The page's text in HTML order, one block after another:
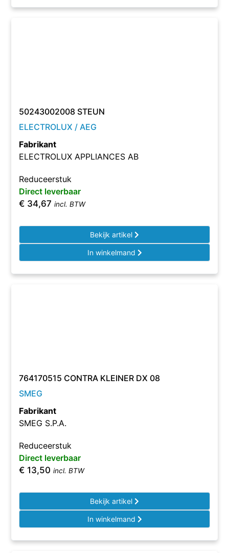
50243002008 STEUN
ELECTROLUX / AEG
Fabrikant
ELECTROLUX APPLIANCES AB
Reduceerstuk
Direct leverbaar
€ 34,67 incl. BTW
Bekijk artikel
In winkelmand
764170515 CONTRA KLEINER DX 08
SMEG
Fabrikant
SMEG S.P.A.
Reduceerstuk
Direct leverbaar
€ 13,50 incl. BTW
Bekijk artikel
In winkelmand